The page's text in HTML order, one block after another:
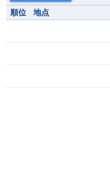
順位 地点